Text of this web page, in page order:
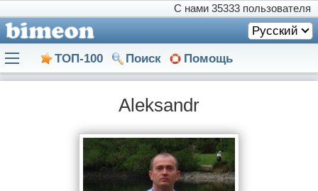
С нами 35333 пользователя
Русский
ТОП-100 Поиск Помощь
Aleksandr